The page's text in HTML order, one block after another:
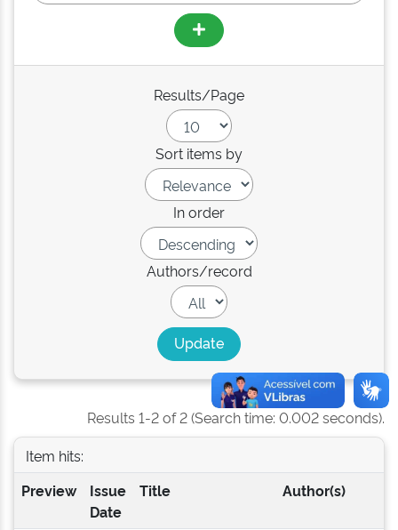
Results/Page
Sort items by
In order
Authors/record
Results 1-2 of 2 (Search time: 0.002 seconds).
Item hits:
Preview
Issue
Date
Title Author(s)